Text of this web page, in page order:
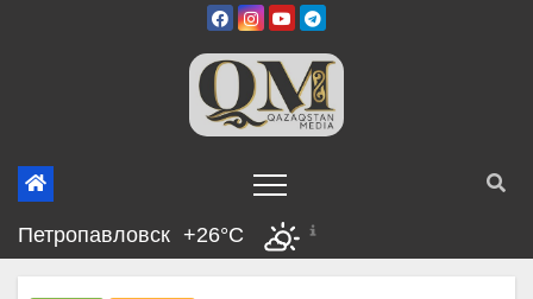
Петропавловск +26°C